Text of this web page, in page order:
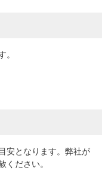
安となります。弊社が
ださい。